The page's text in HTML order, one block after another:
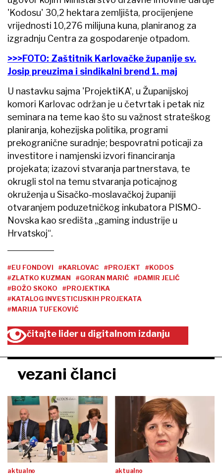
'Kodosu' 30,2 hektara zemljišta, procijenjene
vrijednosti 10,276 milijuna kuna, planiranog za
izgradnju Centra za gospodarenje otpadom.
>>>FOTO: Zaštitnik Karlovačke županije sv.
Josip preuzima i sindikalni brend 1. maj
U nastavku sajma 'ProjektiKA', u Županijskoj
komori Karlovac održan je u četvrtak i petak niz
seminara na teme kao što su važnost strateškog
planiranja, kohezijska politika, programi
prekogranične suradnje; bespovratni poticaji za
investitore i namjenski izvori financiranja
projekata; izazovi stvaranja partnerstava, te
okrugli stol na temu stvaranja poticajnog
okruženja u Sisačko-moslavačkoj županiji
otvaranjem poduzetničkog inkubatora PISMO-
Novska kao središta „gaming industrije u
Hrvatskoj“.
#EU FONDOVI #KARLOVAC #PROJEKT
#KODOS
#ZLATKO KUZMAN
#GORAN MARIĆ
#DAMIR JELIĆ
#BOŽO SKOKO
#PROJEKTIKA
#KATALOG INVESTICIJSKIH PROJEKATA
#MARIJA TUFEKOVIĆ
čitajte lider u digitalnom izdanju
vezani članci
aktualno aktualno